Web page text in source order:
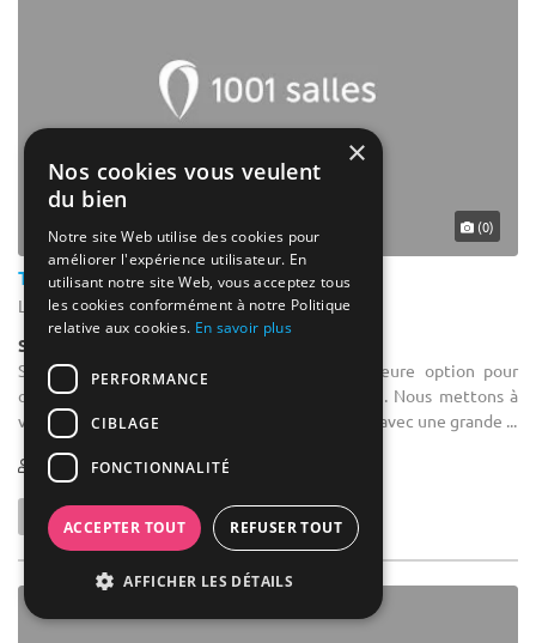
(0)
Toolate Escape Game Pau
Lons - Pyrénées-Atlantiques (64)
Salle de réception
Salle de séminaire : Toolate Pau, votre meilleure option pour
organiser des activités de team building à Pau. Nous mettons à
votre disposition une salle/bar cosy et moderne avec une grande ...
1-30
×
Nos cookies vous veulent
du bien
Notre site Web utilise des cookies pour
améliorer l'expérience utilisateur. En
utilisant notre site Web, vous acceptez tous
les cookies conformément à notre Politique
relative aux cookies. En savoir plus
PERFORMANCE
CIBLAGE
FONCTIONNALITÉ
ACCEPTER TOUT REFUSER TOUT
AFFICHER LES DÉTAILS